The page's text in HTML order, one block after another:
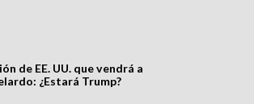
de EE. UU. que vendrá a
¿Estará Trump?